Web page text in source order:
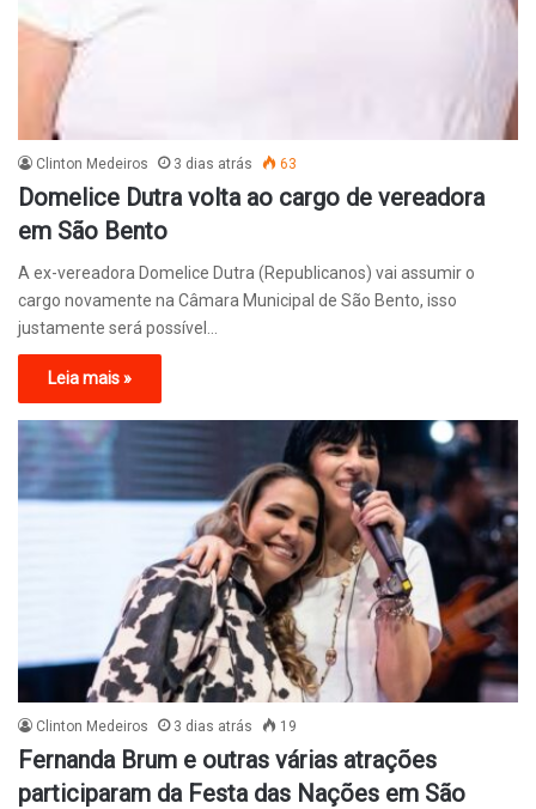
Clinton Medeiros 3 dias atrás 63
Domelice Dutra volta ao cargo de vereadora
em São Bento
A ex-vereadora Domelice Dutra (Republicanos) vai assumir o
cargo novamente na Câmara Municipal de São Bento, isso
justamente será possível…
Leia mais »
Clinton Medeiros 3 dias atrás 19
Fernanda Brum e outras várias atrações
participaram da Festa das Nações em São